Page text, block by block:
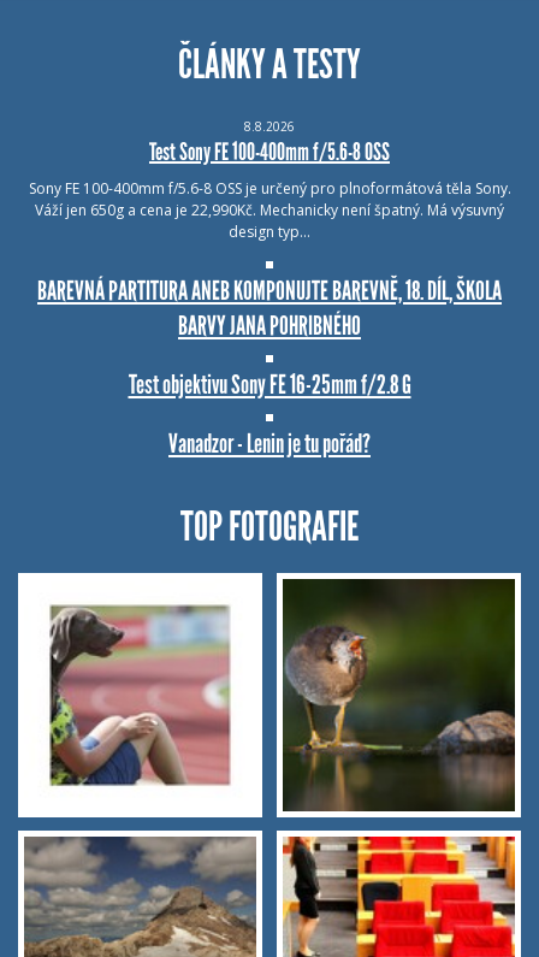
ČLÁNKY A TESTY
8.8.2026
Test Sony FE 100-400mm f/5.6-8 OSS
Sony FE 100-400mm f/5.6-8 OSS je určený pro plnoformátová těla Sony.
Váží jen 650g a cena je 22,990Kč. Mechanicky není špatný. Má výsuvný
design typ…
BAREVNÁ PARTITURA ANEB KOMPONUJTE BAREVNĚ, 18. DÍL, ŠKOLA
BARVY JANA POHRIBNÉHO
Test objektivu Sony FE 16-25mm f/2.8 G
Vanadzor - Lenin je tu pořád?
TOP FOTOGRAFIE